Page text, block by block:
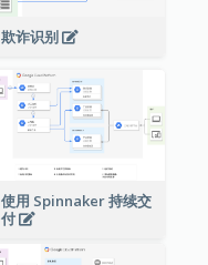
欺诈识别
使用 Spinnaker 持续交
付